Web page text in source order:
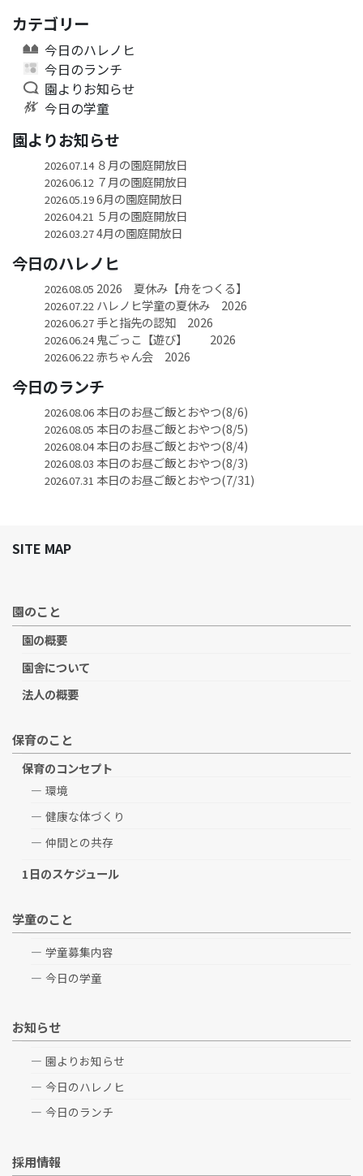
カテゴリー
今日のハレノヒ
今日のランチ
園よりお知らせ
今日の学童
園よりお知らせ
2026.07.14８月の園庭開放日
2026.06.12７月の園庭開放日
2026.05.196月の園庭開放日
2026.04.21 ５月の園庭開放日
2026.03.274月の園庭開放日
今日のハレノヒ
2026.08.05 2026 夏休み【舟をつくる】
2026.07.22ハレノヒ学童の夏休み 2026
2026.06.27手と指先の認知 2026
2026.06.24鬼ごっこ【遊び】 2026
2026.06.22赤ちゃん会 2026
今日のランチ
2026.08.06本日のお昼ご飯とおやつ(8/6)
2026.08.05 本日のお昼ご飯とおやつ(8/5)
2026.08.04本日のお昼ご飯とおやつ(8/4)
2026.08.03 本日のお昼ご飯とおやつ(8/3)
2026.07.31 本日のお昼ご飯とおやつ(7/31)
SITE MAP
園のこと
園の概要
園舎について
法人の概要
保育のこと
保育のコンセプト
環境
健康な体づくり
仲間との共存
1日のスケジュール
学童のこと
学童募集内容
今日の学童
お知らせ
園よりお知らせ
今日のハレノヒ
今日のランチ
採用情報